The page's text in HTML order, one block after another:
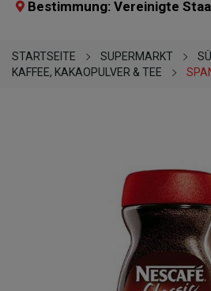
Bestimmung: Vereinigte
STARTSEITE SUPERMARKT
KAFFEE, KAKAOPULVER & TEE